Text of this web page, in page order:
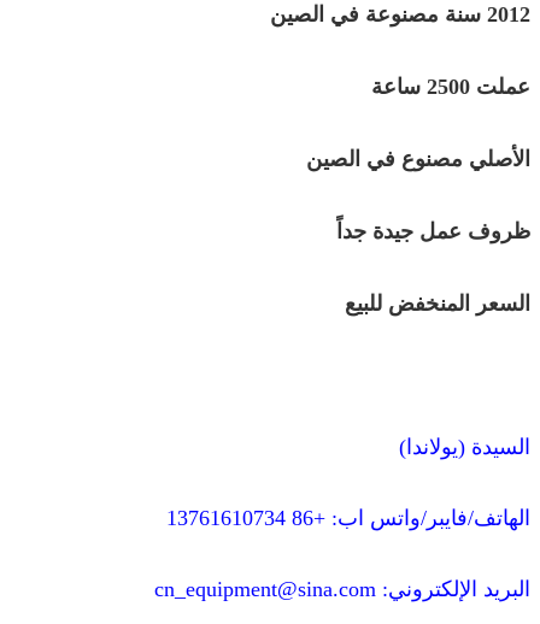
2012 سنة مصنوعة في الصين
عملت 2500 ساعة
الأصلي مصنوع في الصين
ظروف عمل جيدة جداً
السعر المنخفض للبيع
السيدة (يولاندا)
الهاتف/فايبر/واتس اب: +86 13761610734
البريد الإلكتروني: cn_equipment@sina.com